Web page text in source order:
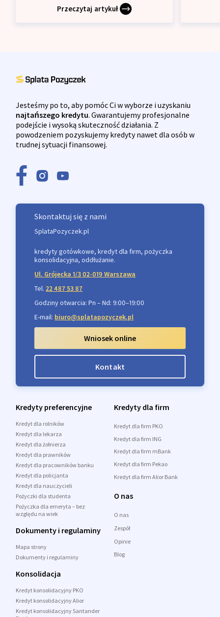
Przeczytaj artykuł
Jesteśmy po to, aby pomóc Ci w wyborze i uzyskaniu
najtańszego kredytu. Gwarantujemy profesjonalne
podejście i wysoką skuteczność działania. Z
powodzeniem pozyskujemy kredyty nawet dla osób w
trudnej sytuacji finansowej.
Kredyty preferencyjne
Kredyt dla rolników
Kredyt dla lekarza
Kredyt dla żołnierza
Kredyt dla prawników
Kredyt dla pracowników banku
Kredyt dla policjanta
Kredyt dla nauczycieli
Pożyczki dla studenta
Pożyczka dla emeryta – bez
względu na wiek
Dokumenty i regulaminy
Mapa strony
Dokumenty i regulaminy
Kredyty dla firm
Kredyt dla firm PKO
Kredyt dla firm ING
Kredyt dla firm mBank
Kredyt dla firm Pekao
Kredyt dla firm Alior Bank
O nas
O nas
Zespół
Opinie
Blog
Konsolidacja
Kredyt konsolidacyjny PKO
Kredyt konsolidacyjny Alior
Kredyt konsolidacyjny Santander
Skontaktuj się z nami
SplataPozyczek.pl
kredyty gotówkowe, kredyt dla firm, pożyczka
konsolidacyjna, oddłużanie.
Ul. Grójecka 1/3 02-019 Warszawa
Tel.22 487 53 87
Godziny otwarcia: Pn – Nd: 9:00–19:00
E-mail: biuro@splatapozyczek.pl
Wniosek online
Kontakt